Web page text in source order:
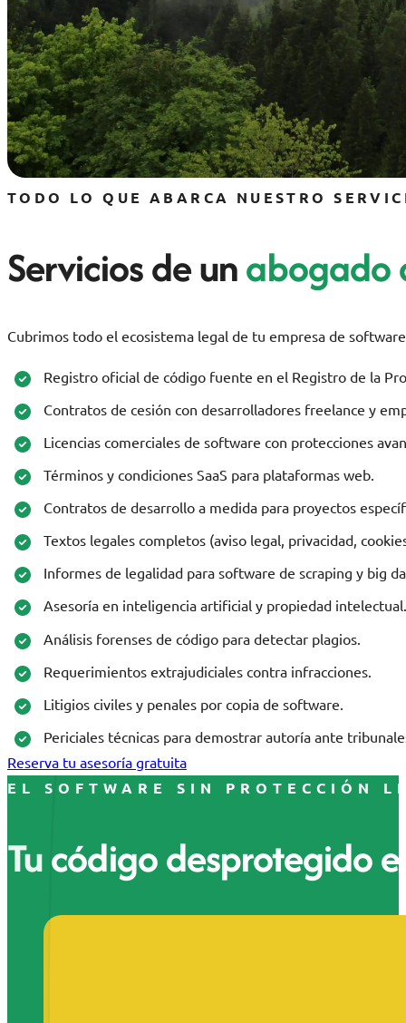
TODO LO QUE ABARCA NUESTRO
Servicios de unabogado
Cubrimos todo el ecosistema legal de tu empresa de
Registro oficial de código fuente en el Registro de la
Contratos de cesión con desarrolladores freelance y
Licencias comerciales de software con protecciones
Términos y condiciones SaaS para plataformas web.
Contratos de desarrollo a medida para proyectos
Textos legales completos (aviso legal, privacidad,
Informes de legalidad para software de scraping y big
Asesoría en inteligencia artificial y propiedad intelectual.
Análisis forenses de código para detectar plagios.
Requerimientos extrajudiciales contra infracciones.
Litigios civiles y penales por copia de software.
Periciales técnicas para demostrar autoría ante
Reserva tu asesoría gratuita
EL SOFTWARE SIN PROTECCIÓN
Tu código desprotegido